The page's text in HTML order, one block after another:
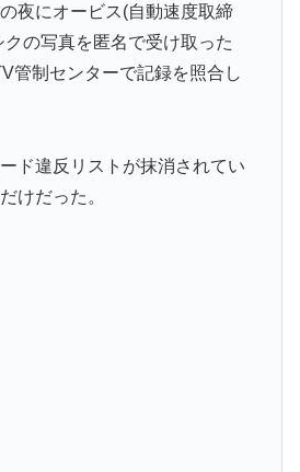
夜にオービス(自動速度取締
の写真を匿名で受け取った
管制センターで記録を照合し
ド違反リストが抹消されてい
けだった。